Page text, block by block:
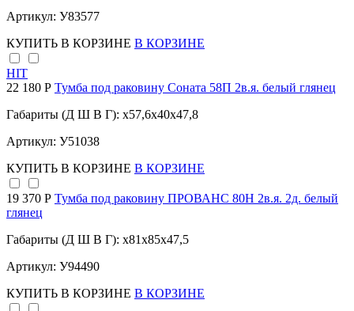
Артикул: У83577
КУПИТЬ В КОРЗИНЕ В КОРЗИНЕ
HIT
22 180 Р Тумба под раковину Соната 58П 2в.я. белый глянец
Габариты (Д Ш В Г): x57,6x40x47,8
Артикул: У51038
КУПИТЬ В КОРЗИНЕ В КОРЗИНЕ
19 370 Р Тумба под раковину ПРОВАНС 80Н 2в.я. 2д. белый
глянец
Габариты (Д Ш В Г): x81x85x47,5
Артикул: У94490
КУПИТЬ В КОРЗИНЕ В КОРЗИНЕ